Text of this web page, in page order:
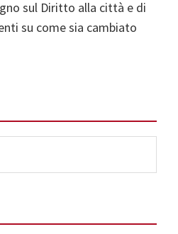
sul Diritto alla città e di
su come sia cambiato